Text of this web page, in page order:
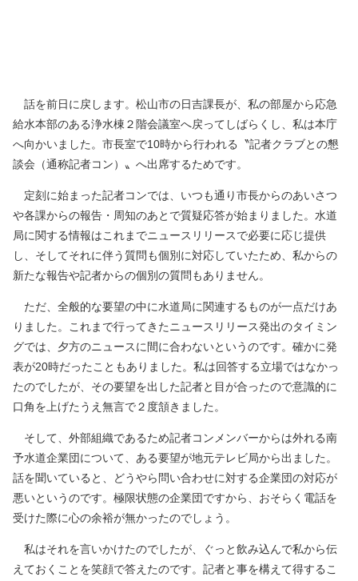
話を前日に戻します。松山市の日吉課長が、私の部屋から応急
給水本部のある浄水棟２階会議室へ戻ってしばらくし、私は本庁
へ向かいました。市長室で10時から行われる〝記者クラブとの懇
談会（通称記者コン）〟へ出席するためです。
定刻に始まった記者コンでは、いつも通り市長からのあいさつ
や各課からの報告・周知のあとで質疑応答が始まりました。水道
局に関する情報はこれまでニュースリリースで必要に応じ提供
し、そしてそれに伴う質問も個別に対応していたため、私からの
新たな報告や記者からの個別の質問もありません。
ただ、全般的な要望の中に水道局に関連するものが一点だけあ
りました。これまで行ってきたニュースリリース発出のタイミン
グでは、夕方のニュースに間に合わないというのです。確かに発
表が20時だったこともありました。私は回答する立場ではなかっ
たのでしたが、その要望を出した記者と目が合ったので意識的に
口角を上げたうえ無言で２度頷きました。
そして、外部組織であるため記者コンメンバーからは外れる南
予水道企業団について、ある要望が地元テレビ局から出ました。
話を聞いていると、どうやら問い合わせに対する企業団の対応が
悪いというのです。極限状態の企業団ですから、おそらく電話を
受けた際に心の余裕が無かったのでしょう。
私はそれを言いかけたのでしたが、ぐっと飲み込んで私から伝
えておくことを笑顔で答えたのです。記者と事を構えて得するこ